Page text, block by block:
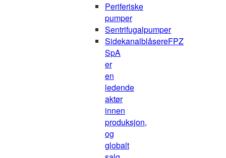
Periferiske
pumper
Sentrifugalpumper
SidekanalblåsereFPZ
SpA
er
en
ledende
aktør
innen
produksjon,
og
globalt